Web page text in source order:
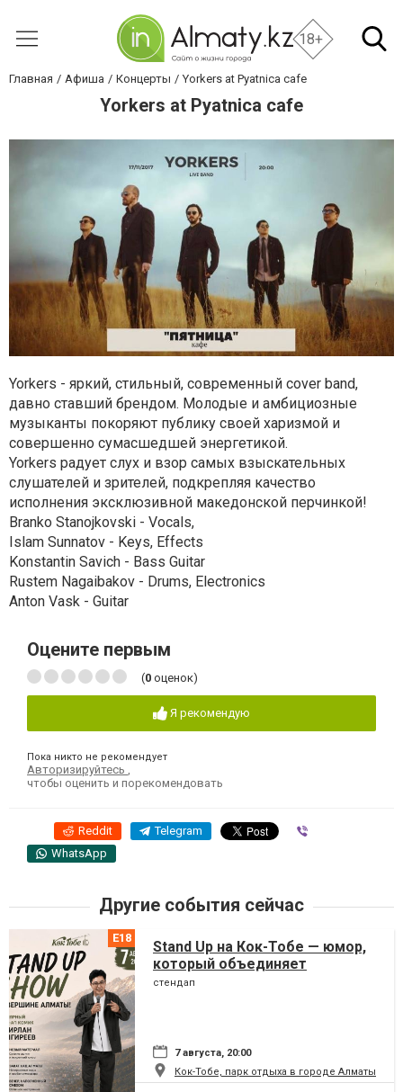
18+
Главная Афиша Концерты Yorkers at Pyatnica cafe
Yorkers at Pyatnica cafe
Yorkers - яркий, стильный, современный cover band,
давно ставший брендом. Молодые и амбициозные
музыканты покоряют публику своей харизмой и
совершенно сумасшедшей энергетикой.
Yorkers радует слух и взор самых взыскательных
слушателей и зрителей, подкрепляя качество
исполнения эксклюзивной македонской перчинкой!
Branko Stanojkovski - Vocals,
Islam Sunnatov - Keys, Effects
Konstantin Savich - Bass Guitar
Rustem Nagaibakov - Drums, Electronics
Anton Vask - Guitar
Оцените первым
(0 оценок)
Я рекомендую
Пока никто не рекомендует
Авторизируйтесь ,
чтобы оценить и порекомендовать
Reddit Telegram
WhatsApp
Другие события сейчас
Stand Up на Кок-Тобе — юмор,
который объединяет
стендап
7 августа, 20:00
Кок-Тобе, парк отдыха в городе Алматы